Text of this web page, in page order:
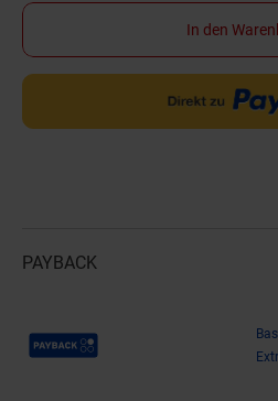
In den
PAYBACK
Payback Punkte